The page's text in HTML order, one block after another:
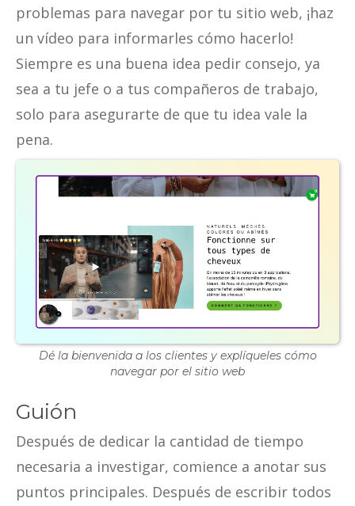
problemas para navegar por tu sitio web, ¡haz
un vídeo para informarles cómo hacerlo!
Siempre es una buena idea pedir consejo, ya
sea a tu jefe o a tus compañeros de trabajo,
solo para asegurarte de que tu idea vale la
pena.
Dé la bienvenida a los clientes y explíqueles cómo
navegar por el sitio web
Guión
Después de dedicar la cantidad de tiempo
necesaria a investigar, comience a anotar sus
puntos principales. Después de escribir todos